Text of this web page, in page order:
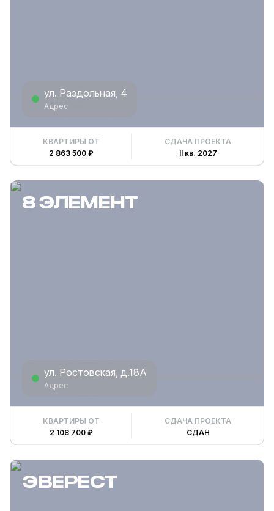
ул. Раздольная, 4
Адрес
КВАРТИРЫ ОТ
2 863 500 ₽
СДАЧА ПРОЕКТА
II кв. 2027
8 ЭЛЕМЕНТ
ул. Ростовская, д.18А
Адрес
КВАРТИРЫ ОТ
2 108 700 ₽
СДАЧА ПРОЕКТА
СДАН
ЭВЕРЕСТ